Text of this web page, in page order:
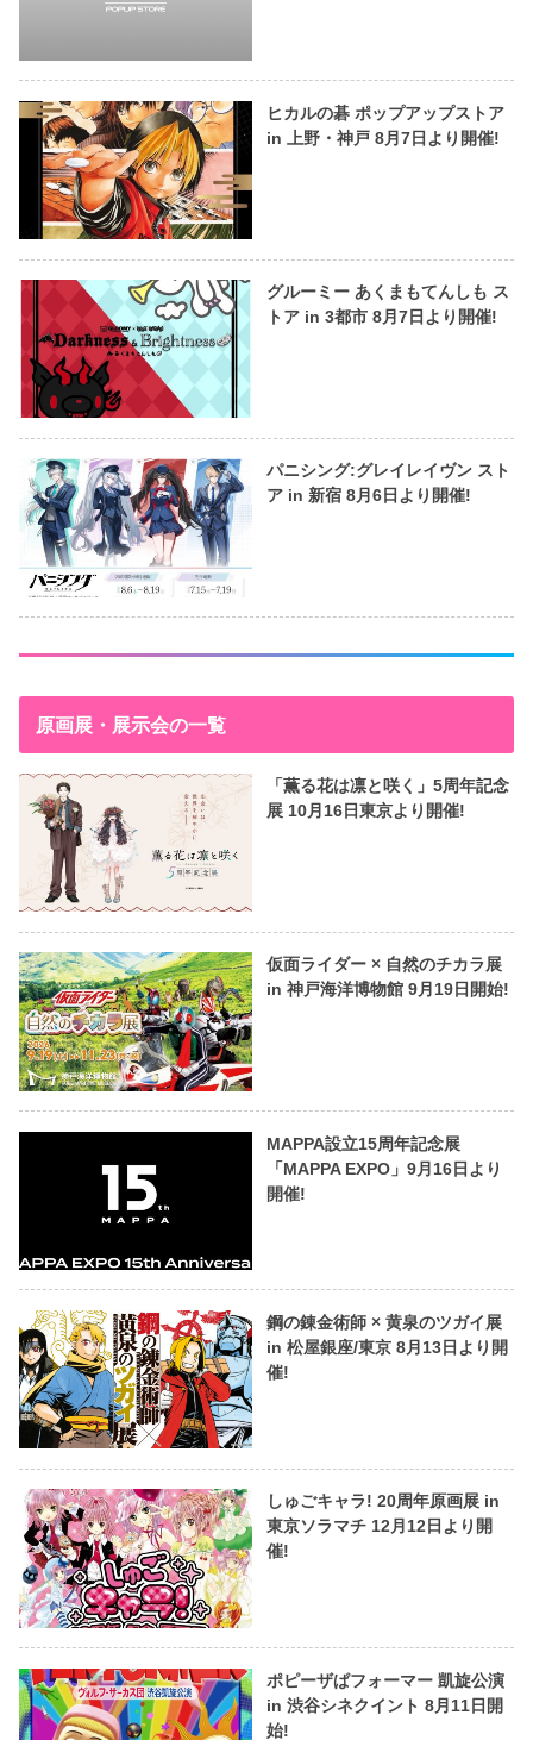
ヒカルの碁 ポップアップストア
in 上野・神戸 8月7日より開催!
グルーミー あくまもてんしも ス
トア in 3都市 8月7日より開催!
パニシング:グレイレイヴン スト
ア in 新宿 8月6日より開催!
原画展・展示会の一覧
「薫る花は凛と咲く」5周年記念
展 10月16日東京より開催!
仮面ライダー × 自然のチカラ展
in 神戸海洋博物館 9月19日開始!
MAPPA設立15周年記念展
「MAPPA EXPO」9月16日より
開催!
鋼の錬金術師 × 黄泉のツガイ展
in 松屋銀座/東京 8月13日より開
催!
しゅごキャラ! 20周年原画展 in
東京ソラマチ 12月12日より開
催!
ポピーザぱフォーマー 凱旋公演
in 渋谷シネクイント 8月11日開
始!